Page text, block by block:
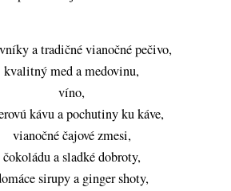
a tradičné vianočné pečivo,
kvalitný med a medovinu,
víno,
kávu a pochutiny ku káve,
vianočné čajové zmesi,
čokoládu a sladké dobroty,
sirupy a ginger shoty,